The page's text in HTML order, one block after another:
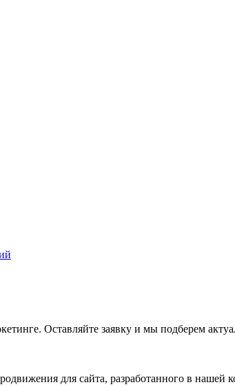
Оставляйте заявку и мы подберем
для сайта, разработанного в нашей